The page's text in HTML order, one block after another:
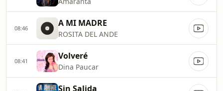
08:46 A MI MADRE
ROSITA DEL ANDE
08:41 Volveré
Dina Paucar
Sin Salida